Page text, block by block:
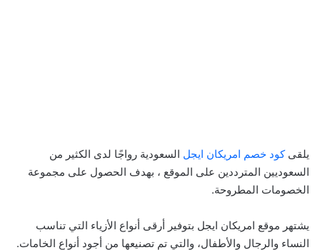
يلقىكود خصم امريكان ايجل السعودية رواجًا لدى الكثير من
السعوديين المترددين على الموقع ، بهدف الحصول على مجموعة
الخصومات المطروحة.
يشتهر موقع امريكان ايجل بتوفير أرقى أنواع الأزياء التي تناسب
النساء والرجال والأطفال، والتي تم تصنيعها من أجود أنواع الخامات.